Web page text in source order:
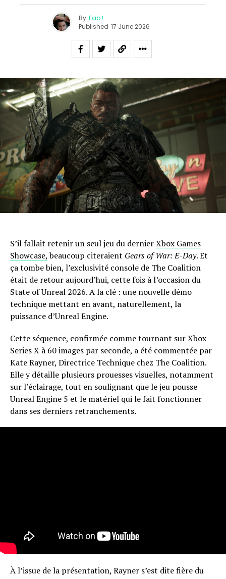
By Fab !
Published 17 June 2026
S’il fallait retenir un seul jeu du dernierXbox Games
Showcase,beaucoup citeraient Gears of War: E-Day. Et
ça tombe bien, l’exclusivité console de The Coalition
était de retour aujourd’hui, cette fois à l’occasion du
State of Unreal 2026. A la clé : une nouvelle démo
technique mettant en avant, naturellement, la
puissance d’Unreal Engine.
Cette séquence, confirmée comme tournant sur Xbox
Series X à 60 images par seconde, a été commentée par
Kate Rayner, Directrice Technique chez The Coalition.
Elle y détaille plusieurs prouesses visuelles, notamment
sur l’éclairage, tout en soulignant que le jeu pousse
Unreal Engine 5 et le matériel qui le fait fonctionner
dans ses derniers retranchements.
À l’issue de la présentation, Rayner s’est dite fière du